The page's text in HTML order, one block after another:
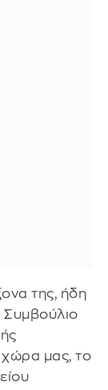
της, ήδη
Συμβούλιο
χώρα μας, το